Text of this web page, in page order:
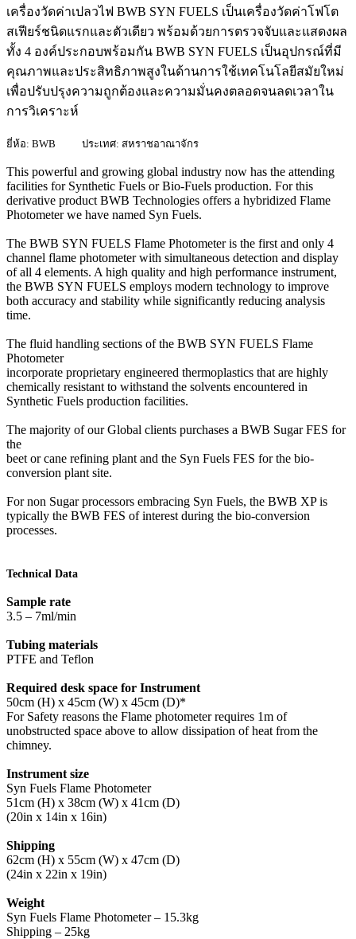
เครื่องวัดค่าเปลวไฟ BWB SYN FUELS เป็นเครื่องวัดค่าโฟโต
สเฟียร์ชนิดแรกและตัวเดียว พร้อมด้วยการตรวจจับและแสดงผล
ทั้ง 4 องค์ประกอบพร้อมกัน BWB SYN FUELS เป็นอุปกรณ์ที่มี
คุณภาพและประสิทธิภาพสูงในด้านการใช้เทคโนโลยีสมัยใหม่
เพื่อปรับปรุงความถูกต้องและความมั่นคงตลอดจนลดเวลาใน
การวิเคราะห์
ยี่ห้อ: BWB ประเทศ: สหราชอาณาจักร
This powerful and growing global industry now has the attending
facilities for Synthetic Fuels or Bio-Fuels production. For this
derivative product BWB Technologies offers a hybridized Flame
Photometer we have named Syn Fuels.
The BWB SYN FUELS Flame Photometer is the first and only 4
channel flame photometer with simultaneous detection and display
of all 4 elements. A high quality and high performance instrument,
the BWB SYN FUELS employs modern technology to improve
both accuracy and stability while significantly reducing analysis
time.
The fluid handling sections of the BWB SYN FUELS Flame
Photometer
incorporate proprietary engineered thermoplastics that are highly
chemically resistant to withstand the solvents encountered in
Synthetic Fuels production facilities.
The majority of our Global clients purchases a BWB Sugar FES for
the
beet or cane refining plant and the Syn Fuels FES for the bio-
conversion plant site.
For non Sugar processors embracing Syn Fuels, the BWB XP is
typically the BWB FES of interest during the bio-conversion
processes.
Technical Data
Sample rate
3.5 – 7ml/min
Tubing materials
PTFE and Teflon
Required desk space for Instrument
50cm (H) x 45cm (W) x 45cm (D)*
For Safety reasons the Flame photometer requires 1m of
unobstructed space above to allow dissipation of heat from the
chimney.
Instrument size
Syn Fuels Flame Photometer
51cm (H) x 38cm (W) x 41cm (D)
(20in x 14in x 16in)
Shipping
62cm (H) x 55cm (W) x 47cm (D)
(24in x 22in x 19in)
Weight
Syn Fuels Flame Photometer – 15.3kg
Shipping – 25kg